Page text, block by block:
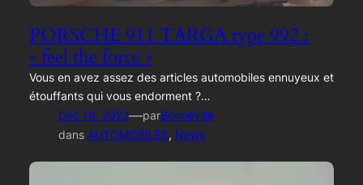
PORSCHE 911 TARGA type 992 :
« feel the force »
Vous en avez assez des articles automobiles ennuyeux et
étouffants qui vous endorment ?…
Déc 16, 2022—parBonneville
dans AUTOMOBILES, News